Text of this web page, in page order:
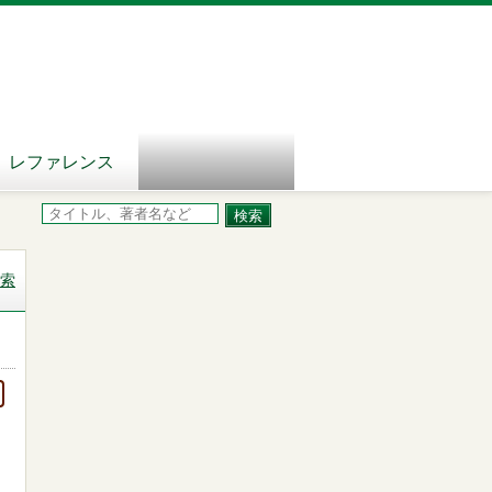
レファレンス